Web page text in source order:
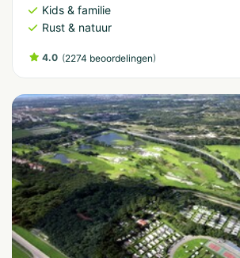
Kids & familie
Rust & natuur
4.0 (2274 beoordelingen)